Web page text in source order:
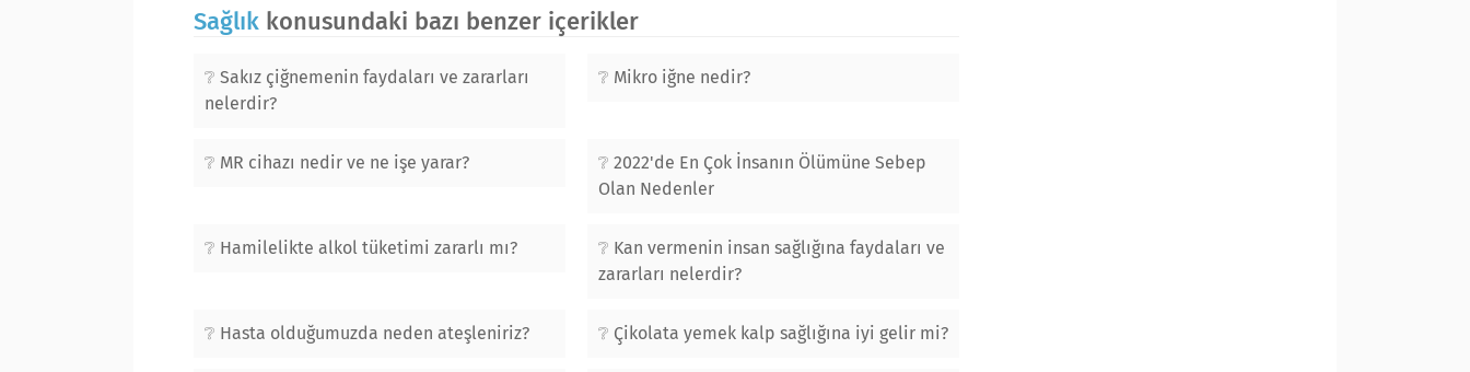
Sağlık konusundaki bazı benzer içerikler
Sakız çiğnemenin faydaları ve zararları
nelerdir?
Mikro iğne nedir?
MR cihazı nedir ve ne işe yarar?
2022'de En Çok İnsanın Ölümüne Sebep
Olan Nedenler
Hamilelikte alkol tüketimi zararlı mı?
Kan vermenin insan sağlığına faydaları ve
zararları nelerdir?
Hasta olduğumuzda neden ateşleniriz? Çikolata yemek kalp sağlığına iyi gelir mi?